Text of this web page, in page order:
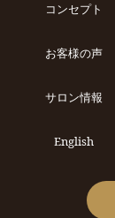
コンセプト
お客様の声
サロン情報
English